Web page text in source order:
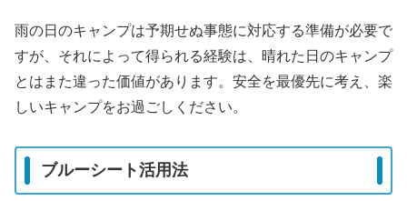
雨の日のキャンプは予期せぬ事態に対応する準備が必要で
すが、それによって得られる経験は、晴れた日のキャンプ
とはまた違った価値があります。安全を最優先に考え、楽
しいキャンプをお過ごしください。
ブルーシート活用法